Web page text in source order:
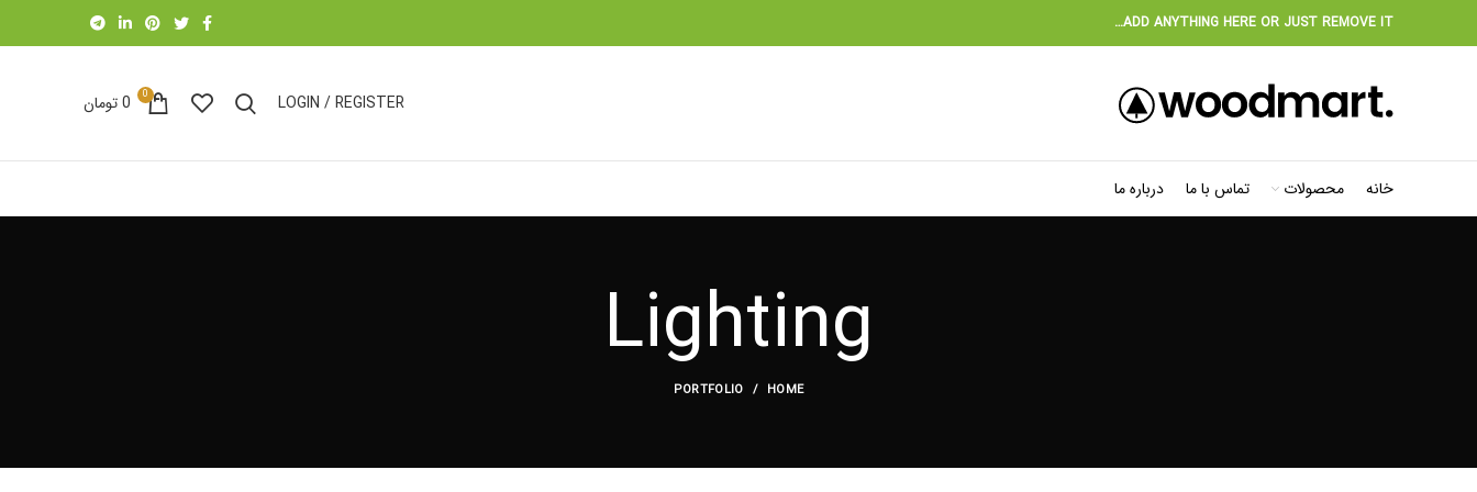
ADD ANYTHING HERE OR JUST REMOVE IT…
LOGIN / REGISTER
0
0تومان
خانه محصولات تماس با ما درباره ما
Lighting
HOME
PORTFOLIO